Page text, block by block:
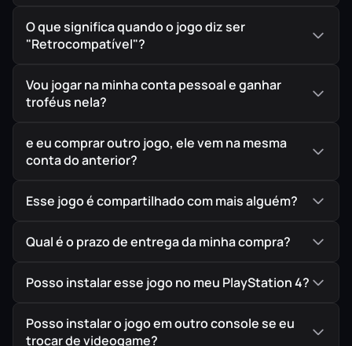
O que significa quando o jogo diz ser
"Retrocompatível"?
Vou jogar na minha conta pessoal e ganhar
troféus nela?
e eu comprar outro jogo, ele vem na mesma
conta do anterior?
Esse jogo é compartilhado com mais alguém?
Qual é o prazo de entrega da minha compra?
Posso instalar esse jogo no meu PlayStation 4?
Posso instalar o jogo em outro console se eu
trocar de videogame?